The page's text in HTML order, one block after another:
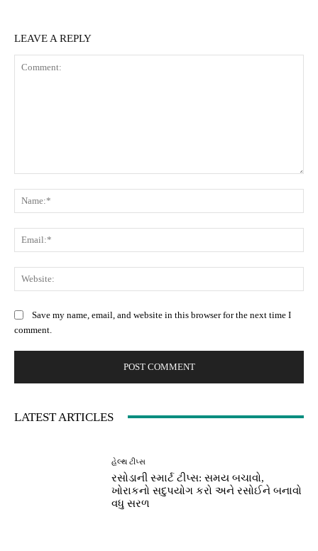
LEAVE A REPLY
Save my name, email, and website in this browser for the next time I
comment.
LATEST ARTICLES
હેલ્થ ટીપ્સ
રસોડાની સ્માર્ટ ટીપ્સ: સમય બચાવો,
ખોરાકનો સદુપયોગ કરો અને રસોઈને બનાવો
વધુ સરળ